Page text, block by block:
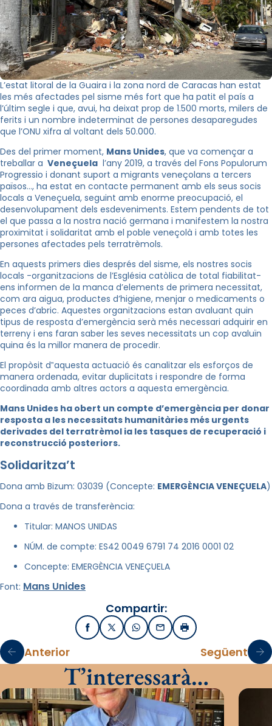
L’estat litoral de la Guaira i la zona nord de Caracas han estat
les més afectades pel sisme més fort que ha patit el país a
l’últim segle i que, avui, ha deixat prop de 1.500 morts, milers de
ferits i un nombre indeterminat de persones desaparegudes
que l’ONU xifra al voltant dels 50.000.
Des del primer moment, Mans Unides, que va començar a
treballar a Veneçuela l’any 2019, a través del Fons Populorum
Progressio i donant suport a migrants veneçolans a tercers
països…, ha estat en contacte permanent amb els seus socis
locals a Veneçuela, seguint amb enorme preocupació, el
desenvolupament dels esdeveniments. Estem pendents de tot
el que passa a la nostra nació germana i manifestem la nostra
proximitat i solidaritat amb el poble veneçolà i amb totes les
persones afectades pels terratrèmols.
En aquests primers dies després del sisme, els nostres socis
locals -organitzacions de l’Església catòlica de total fiabilitat-
ens informen de la manca d’elements de primera necessitat,
com ara aigua, productes d’higiene, menjar o medicaments o
peces d’abric. Aquestes organitzacions estan avaluant quin
tipus de resposta d’emergència serà més necessari adquirir en
terreny i ens faran saber les seves necessitats un cop avaluïn
quina és la millor manera de procedir.
El propòsit d‟aquesta actuació és canalitzar els esforços de
manera ordenada, evitar duplicitats i respondre de forma
coordinada amb altres actors a aquesta emergència.
Mans Unides ha obert un compte d’emergència per donar
resposta a les necessitats humanitàries més urgents
derivades del terratrèmol ia les tasques de recuperació i
reconstrucció posteriors.
Solidaritza’t
Dona amb Bizum: 03039 (Concepte: EMERGÈNCIA VENEÇUELA)
Dona a través de transferència:
Titular: MANOS UNIDAS
NÚM. de compte: ES42 0049 6791 74 2016 0001 02
Concepte: EMERGÈNCIA VENEÇUELA
Font: Mans Unides
Compartir:
FacebookX / TwitterWhatsApp
EmailImprimir
Anterior Següent
T’interessarà…